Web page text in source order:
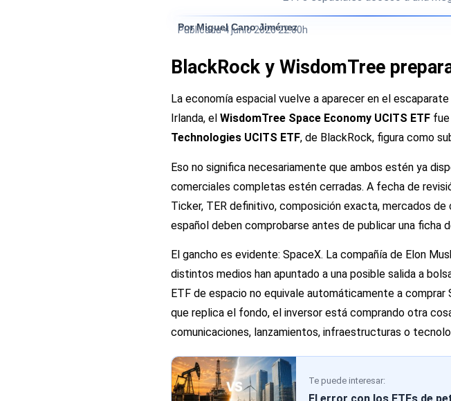
Por Miguel Cano Jiménez
Publicada4 junio 2026 22:00h
BlackRock y WisdomTree
La economía espacial vuelve a aparecer en el
Irlanda, el WisdomTree Space Economy UCITS ETF fue
Technologies UCITS ETF, de BlackRock, figura como
Eso no significa necesariamente que ambos estén ya
comerciales completas estén cerradas. A fecha de
Ticker, TER definitivo, composición exacta, mercados
español deben comprobarse antes de publicar una ficha
El gancho es evidente: SpaceX. La compañía de Elon
distintos medios han apuntado a una posible salida a
ETF de espacio no equivale automáticamente a
que replica el fondo, el inversor está comprando otra
comunicaciones, lanzamientos, infraestructuras o
Te puede interesar: